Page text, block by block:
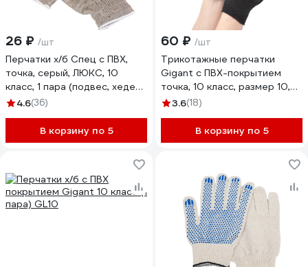
26 ₽ /шт
Перчатки х/б Спец с ПВХ,
точка, серый, ЛЮКС, 10
класс, 1 пара (подвес, хедер)
И-8034-И/1ПХ
4.6(36)
В корзину по 5
60 ₽ /шт
Трикотажные перчатки
Gigant с ПВХ-покрытием
точка, 10 класс, размер 10,
черные GGC-11
3.6(18)
В корзину по 5